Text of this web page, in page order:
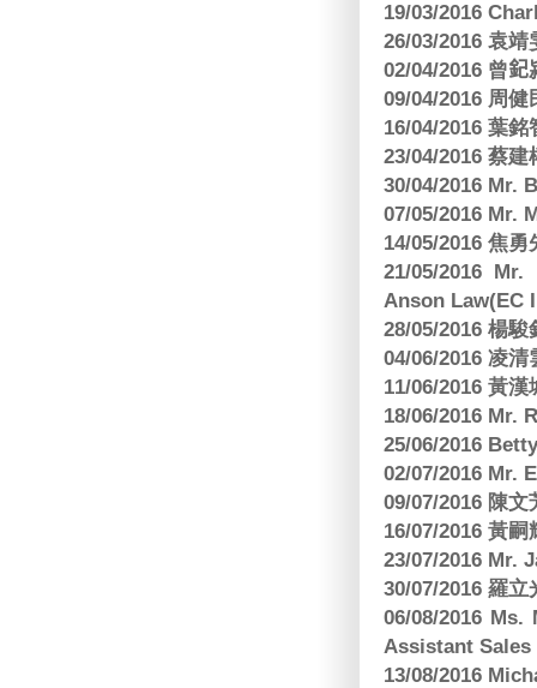
19/03/2016
26/03/2016 袁
02/04/2016 曾
09/04/2016 周
16/04/2016 葉
23/04/2016 蔡
30/04/2016 Mr.
07/05/2016 Mr.
14/05/2016 焦
21/05/2016
Anson Law(EC
28/05/2016 楊
04/06/2016 凌
11/06/2016 黃
18/06/2016 Mr.
25/06/2016
02/07/2016 Mr.
09/07/2016 陳
16/07/2016 黃
23/07/2016 Mr.
30/07/2016 羅
06/08/2016
Assistant Sales
13/08/2016